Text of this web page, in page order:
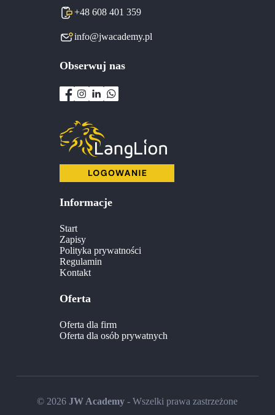
+48 608 401 359
info@jwacademy.pl
Informacje
Start
Zapisy
Polityka prywatności
Regulamin
Kontakt
Oferta
Oferta dla firm
Oferta dla osób prywatnych
Obserwuj nas
© 2026JW Academy - Wszelki prawa zastrzeżone